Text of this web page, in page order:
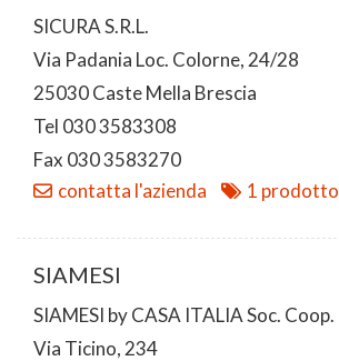
SICURA S.R.L.
Via Padania Loc. Colorne, 24/28
25030 Caste Mella Brescia
Tel 030 3583308
Fax 030 3583270
contatta l'azienda
1 prodotto
SIAMESI
SIAMESI by CASA ITALIA Soc. Coop.
Via Ticino, 234